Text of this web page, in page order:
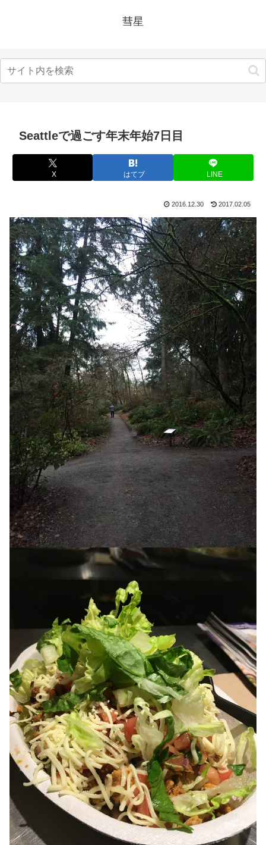
彗星
Seattleで過ごす年末年始7日目
X はてブ LINE
2016.12.30 2017.02.05